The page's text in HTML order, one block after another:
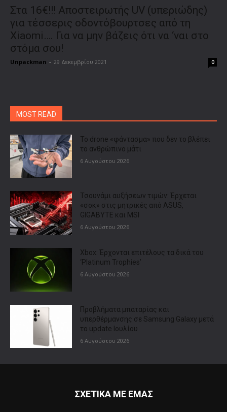
Στα 16€!!! Αποστειρωτής UV (υπεριώδης)
για τέσσερις οδοντόβουρτσες από τη
Xiaomi…. Για να μην βάζεις ότι να ‘ναι στο
στόμα σου!
Unpackman - 29 Δεκεμβρίου 2021 0
MOST READ
Το drone «φάντασμα» που δεν το βλέπει
το ανθρώπινο μάτι
6 Αυγούστου 2026
Τσουνάμι αυξήσεων τιμών: Έρχεται
«σοκ» στις μητρικές από ASUS,
GIGABYTE και MSI
6 Αυγούστου 2026
Xbox: Έρχονται επιτέλους τα δικά του
‘Platinum Trophies’
6 Αυγούστου 2026
Προβλήματα μπαταρίας και
υπερθέρμανσης σε Samsung Galaxy μετά
το update Ιουλίου
6 Αυγούστου 2026
ΣΧΕΤΙΚΑ ΜΕ ΕΜΑΣ